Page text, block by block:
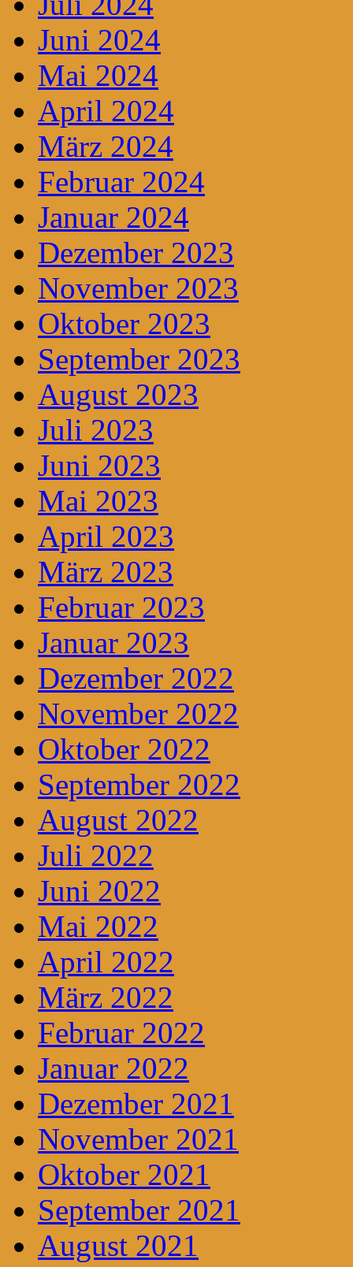
Juni 2024
Mai 2024
April 2024
März 2024
Februar 2024
Januar 2024
Dezember 2023
November 2023
Oktober 2023
September 2023
August 2023
Juli 2023
Juni 2023
Mai 2023
April 2023
März 2023
Februar 2023
Januar 2023
Dezember 2022
November 2022
Oktober 2022
September 2022
August 2022
Juli 2022
Juni 2022
Mai 2022
April 2022
März 2022
Februar 2022
Januar 2022
Dezember 2021
November 2021
Oktober 2021
September 2021
August 2021